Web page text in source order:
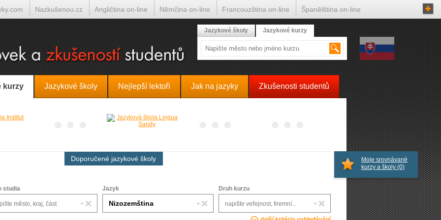
kurzy Jazykové školy Nejlepší lektoři Jak na jazyky Zkušenosti studentů
Doporučené jazykové školy
studia Jazyk Druh kurzu
Moje srovnávané
kurzy a školy (0)
Jazykové školy Jazykové kurzy
Nazkušenou.cz Angličtina on-line Němčina on-line Francouzština on-line Španělština on-line